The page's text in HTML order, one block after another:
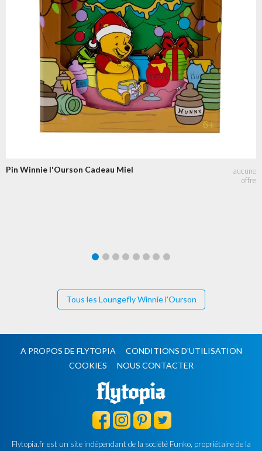
Pin Winnie l'Ourson Cadeau Miel
Tous les Loungefly Winnie l'Ourson
A PROPOS DE FLYTOPIA
CONDITIONS D'UTILISATION
COOKIES
NOUS CONTACTER
Flytopia.fr est un site indépendant de la société Funko, propriétaire de la